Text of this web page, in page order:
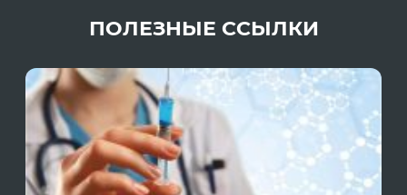
ПОЛЕЗНЫЕ ССЫЛКИ